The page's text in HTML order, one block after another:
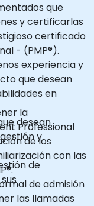
que
y certificarlas
certificado
- (PMP®).
experiencia y
que desean
en
desean
y
de
la
Professional
de los
con las
de admisión
las llamadas